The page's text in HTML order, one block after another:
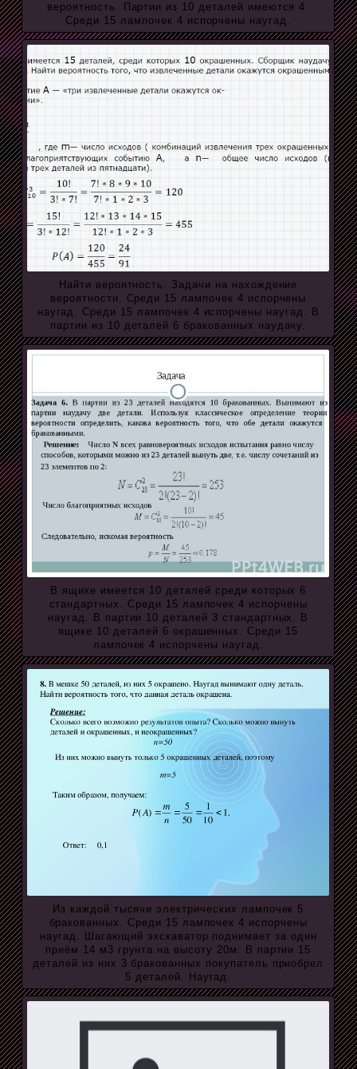
вероятность. Партии из 10 деталей имеются 4.
Среди 15 лампочек 4 испорчены наугад.
Найти вероятность. Задачи на нахождение
вероятности. Среди 15 лампочек 4 испорчены
наугад. Среди 15 лампочек 4 испорчены наугад. В
партии из 10 деталей 6 бракованных наудачу.
В ящике имеется 10 деталей среди которых 6
стандартных. Среди 15 лампочек 4 испорчены
наугад. В партии 10 деталей 3 стандартных. В
ящике 10 деталей 6 окрашенных. Среди 15
лампочек 4 испорчены наугад.
Из каждой тысячи электрических лампочек 5
бракованных. Среди 15 лампочек 4 испорчены
наугад. Шагающий экскаватор поднимает за один
приём 14 м3 грунта на высоту 20м. В партии 15
деталей из них 3 бракованных покупатель приобрел
5 деталей. Наугад.